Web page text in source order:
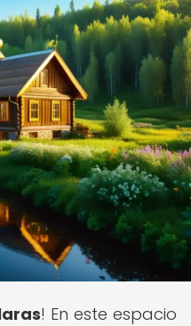
! En este espacio